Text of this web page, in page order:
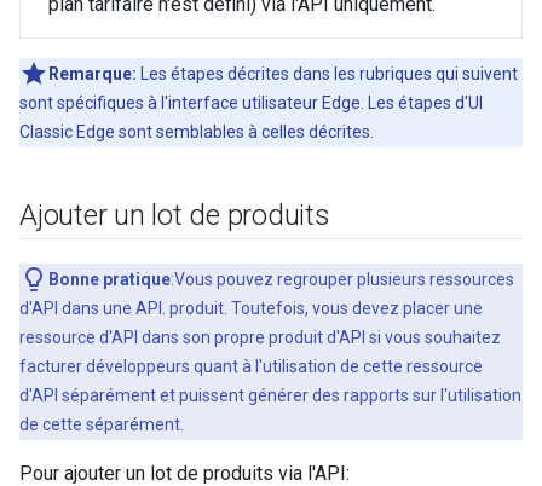
Remarque: Les étapes décrites dans les rubriques qui suivent
sont spécifiques à l'interface utilisateur Edge. Les étapes d'UI
Classic Edge sont semblables à celles décrites.
Ajouter un lot de produits
Bonne pratique:Vous pouvez regrouper plusieurs ressources
d'API dans une API. produit. Toutefois, vous devez placer une
ressource d'API dans son propre produit d'API si vous souhaitez
facturer développeurs quant à l'utilisation de cette ressource
d'API séparément et puissent générer des rapports sur l'utilisation
de cette séparément.
Pour ajouter un lot de produits via l'API: